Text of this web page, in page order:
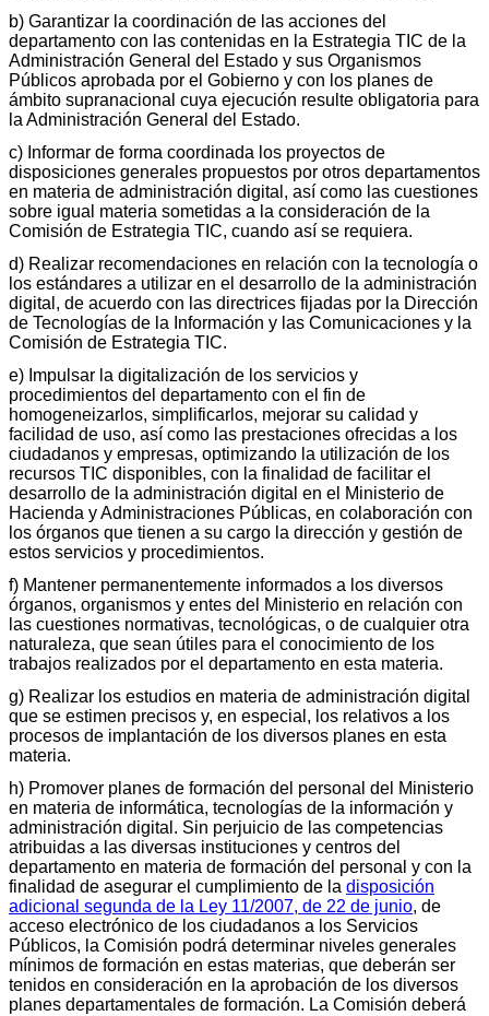
b) Garantizar la coordinación de las acciones del
departamento con las contenidas en la Estrategia TIC de la
Administración General del Estado y sus Organismos
Públicos aprobada por el Gobierno y con los planes de
ámbito supranacional cuya ejecución resulte obligatoria para
la Administración General del Estado.
c) Informar de forma coordinada los proyectos de
disposiciones generales propuestos por otros departamentos
en materia de administración digital, así como las cuestiones
sobre igual materia sometidas a la consideración de la
Comisión de Estrategia TIC, cuando así se requiera.
d) Realizar recomendaciones en relación con la tecnología o
los estándares a utilizar en el desarrollo de la administración
digital, de acuerdo con las directrices fijadas por la Dirección
de Tecnologías de la Información y las Comunicaciones y la
Comisión de Estrategia TIC.
e) Impulsar la digitalización de los servicios y
procedimientos del departamento con el fin de
homogeneizarlos, simplificarlos, mejorar su calidad y
facilidad de uso, así como las prestaciones ofrecidas a los
ciudadanos y empresas, optimizando la utilización de los
recursos TIC disponibles, con la finalidad de facilitar el
desarrollo de la administración digital en el Ministerio de
Hacienda y Administraciones Públicas, en colaboración con
los órganos que tienen a su cargo la dirección y gestión de
estos servicios y procedimientos.
f) Mantener permanentemente informados a los diversos
órganos, organismos y entes del Ministerio en relación con
las cuestiones normativas, tecnológicas, o de cualquier otra
naturaleza, que sean útiles para el conocimiento de los
trabajos realizados por el departamento en esta materia.
g) Realizar los estudios en materia de administración digital
que se estimen precisos y, en especial, los relativos a los
procesos de implantación de los diversos planes en esta
materia.
h) Promover planes de formación del personal del Ministerio
en materia de informática, tecnologías de la información y
administración digital. Sin perjuicio de las competencias
atribuidas a las diversas instituciones y centros del
departamento en materia de formación del personal y con la
finalidad de asegurar el cumplimiento de la disposición
adicional segunda de la Ley 11/2007, de 22 de junio, de
acceso electrónico de los ciudadanos a los Servicios
Públicos, la Comisión podrá determinar niveles generales
mínimos de formación en estas materias, que deberán ser
tenidos en consideración en la aprobación de los diversos
planes departamentales de formación. La Comisión deberá